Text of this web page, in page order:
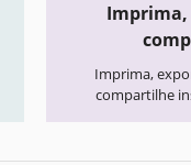
Imprima,
compartilhe